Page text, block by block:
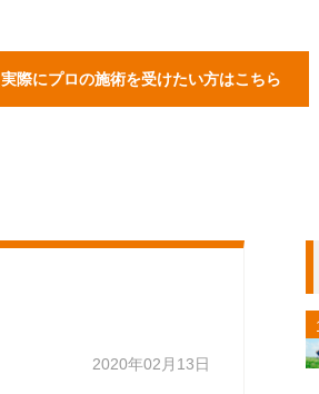
実際にプロの施術を受けたい方はこちら
2020年02月13日